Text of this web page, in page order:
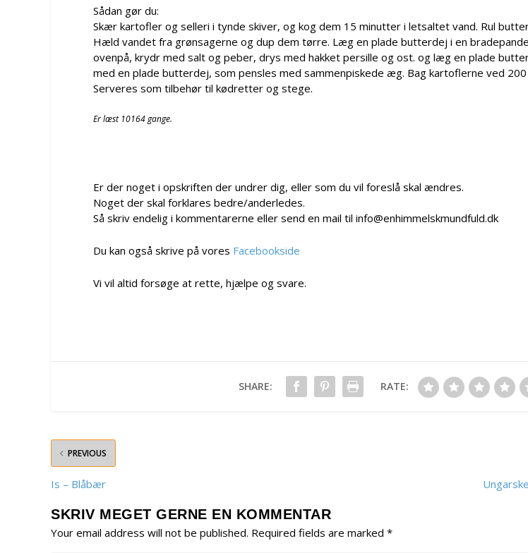
Sådan gør du:
Skær kartofler og selleri i tynde skiver, og kog dem 15 minutter i letsaltet vand. Rul
Hæld vandet fra grønsagerne og dup dem tørre. Læg en plade butterdej i en
ovenpå, krydr med salt og peber, drys med hakket persille og ost. og læg en plade
med en plade butterdej, som pensles med sammenpiskede æg. Bag kartoflerne ved
Serveres som tilbehør til kødretter og stege.
Er læst 10164 gange.
Er der noget i opskriften der undrer dig, eller som du vil foreslå skal ændres.
Noget der skal forklares bedre/anderledes.
Så skriv endelig i kommentarerne eller send en mail til info@enhimmelskmundfuld.dk
Du kan også skrive på vores Facebookside
Vi vil altid forsøge at rette, hjælpe og svare.
SHARE: RATE:
PREVIOUS
Is – Blåbær
SKRIV MEGET GERNE EN KOMMENTAR
Your email address will not be published. Required fields are marked *